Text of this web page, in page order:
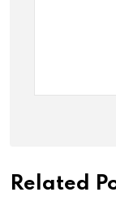
Related